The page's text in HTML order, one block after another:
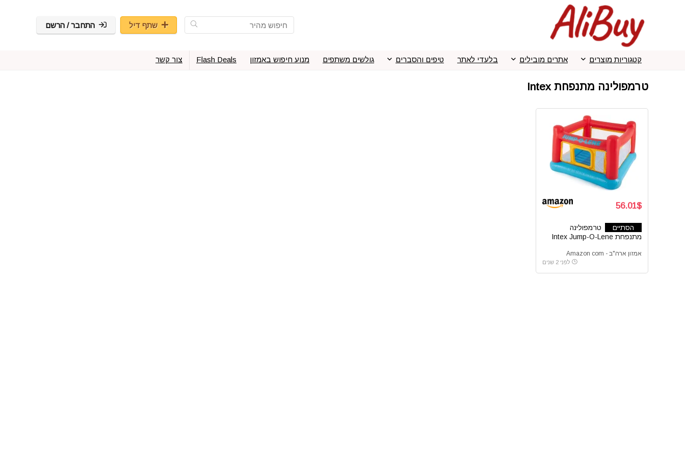
שתף דיל התחבר / הרשם
קטגוריות מוצרים אתרים מובילים בלעדי לאתר טיפים והסברים גולשים משתפים מנוע חיפוש באמזון Flash Deals צור קשר
טרמפולינה מתנפחת Intex
56.01$
הסתיים
טרמפולינה
מתנפחת Intex Jump-O-Lene
אמזון ארה"ב - Amazon com
לפני 2 שנים